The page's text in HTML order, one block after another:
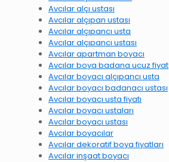
Avcılar alçı ustası
Avcılar alçıpan ustası
Avcılar alçıpancı usta
Avcılar alçıpancı ustası
Avcılar apartman boyacı
Avcılar boya badana ucuz fiyat
Avcılar boyacı alçıpancı usta
Avcılar boyacı badanacı ustası
Avcılar boyacı usta fiyatı
Avcılar boyacı ustaları
Avcılar boyacı ustası
Avcılar boyacılar
Avcılar dekoratif boya fiyatları
Avcılar inşaat boyacı